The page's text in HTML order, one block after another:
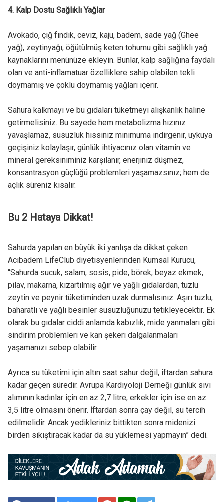
4. Kalp Dostu Sağlıklı Yağlar
Avokado, çiğ fındık, ceviz, kaju, badem, sade yağ (Ghee
yağ), zeytinyağı, öğütülmüş keten tohumu gibi sağlıklı yağ
kaynaklarını menünüze ekleyin. Bunlar, kalp sağlığına faydalı
olan ve anti-inflamatuar özelliklere sahip olabilen tekli
doymamış ve çoklu doymamış yağları içerir.
Sahura kalkmayı ve bu gıdaları tüketmeyi alışkanlık haline
getirmelisiniz. Bu sayede hem metabolizma hızınız
yavaşlamaz, susuzluk hissiniz minimuma indirgenir, uykuya
geçişiniz kolaylaşır, günlük ihtiyacınız olan vitamin ve
mineral gereksiniminiz karşılanır, enerjiniz düşmez,
konsantrasyon güçlüğü problemleri yaşamazsınız; hem de
açlık süreniz kısalır.
Bu 2 Hataya Dikkat!
Sahurda yapılan en büyük iki yanlışa da dikkat çeken
Acıbadem LifeClub diyetisyenlerinden Kumsal Kurucu,
“Sahurda sucuk, salam, sosis, pide, börek, beyaz ekmek,
pilav, makarna, kızartılmış ağır ve yağlı gıdalardan, tuzlu
zeytin ve peynir tüketiminden uzak durmalısınız. Aşırı tuzlu,
baharatlı ve yağlı besinler susuzluğunuzu tetikleyecektir. Ek
olarak bu gıdalar ciddi anlamda kabızlık, mide yanmaları gibi
sindirim problemleri ve kan şekeri dalgalanmaları
yaşamanızı sebep olabilir.
Ayrıca su tüketimi için altın saat sahur değil, iftardan sahura
kadar geçen süredir. Avrupa Kardiyoloji Derneği günlük sıvı
alımının kadınlar için en az 2,7 litre, erkekler için ise en az
3,5 litre olmasını önerir. İftardan sonra çay değil, su tercih
edilmelidir. Ancak yedikleriniz bittikten sonra midenizi
birden sıkıştıracak kadar da su yüklemesi yapmayın” dedi.